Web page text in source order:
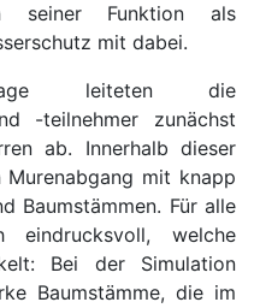
in seiner Funktion als
mit dabei.
leiteten die
-teilnehmer zunächst
ab. Innerhalb dieser
mit knapp
Baumstämmen. Für alle
eindrucksvoll, welche
Bei der Simulation
Baumstämme, die im